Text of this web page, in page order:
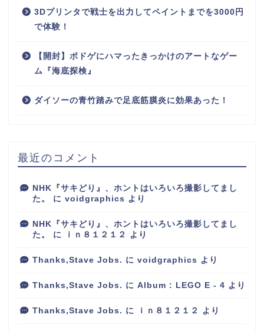
3Dプリンタで戦士を出力してペイントまでを3000円
で体験！
【開封】ボドゲにハマったきっかけのアートなゲー
ム『海底探検』
ダイソーの青竹踏みで足底筋膜炎に効果あった！
最近のコメント
NHK『サキどり』、ホントはいろいろ撮影してまし
た。
に voidgraphics より
NHK『サキどり』、ホントはいろいろ撮影してまし
た。
に ｉｎ８１２１２ より
Thanks,Stave Jobs. に voidgraphics より
Thanks,Stave Jobs. に Album : LEGO E - 4 より
Thanks,Stave Jobs. に ｉｎ８１２１２ より